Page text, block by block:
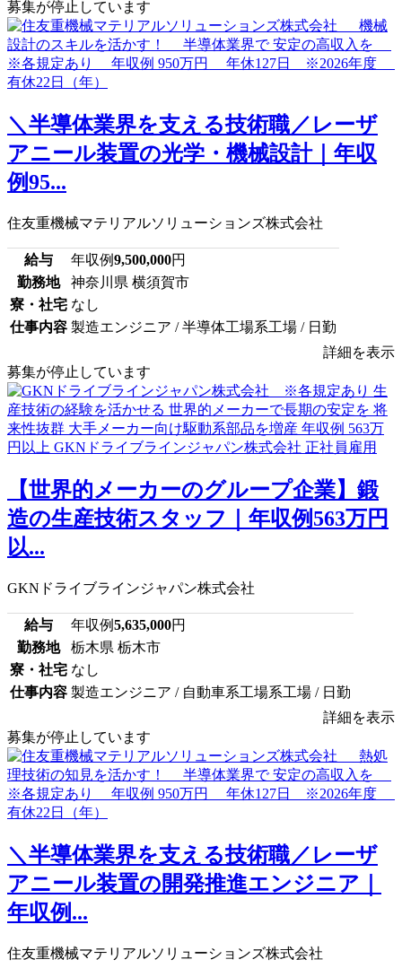
募集が停止しています
＼半導体業界を支える技術職／レーザ
アニール装置の光学・機械設計｜年収
例95...
住友重機械マテリアルソリューションズ株式会社
給与 年収例9,500,000円
勤務地
神奈川県 横須賀市
寮・社宅 なし
仕事内容 製造エンジニア / 半導体工場系工場 / 日勤
詳細を表示
募集が停止しています
【世界的メーカーのグループ企業】鍛
造の生産技術スタッフ｜年収例563万円
以...
GKNドライブラインジャパン株式会社
給与 年収例5,635,000円
勤務地
栃木県 栃木市
寮・社宅 なし
仕事内容 製造エンジニア / 自動車系工場系工場 / 日勤
詳細を表示
募集が停止しています
＼半導体業界を支える技術職／レーザ
アニール装置の開発推進エンジニア｜
年収例...
住友重機械マテリアルソリューションズ株式会社